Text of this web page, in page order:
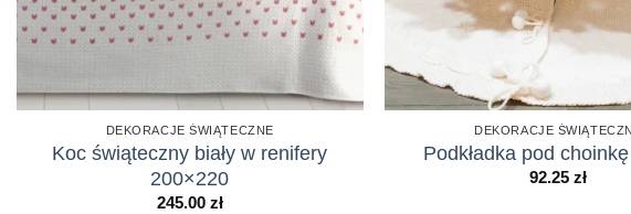
DEKORACJE ŚWIĄTECZNE
Koc świąteczny biały w renifery
200×220
245.00 zł
DEKORACJE
Podkładka pod choinkę
92.25zł